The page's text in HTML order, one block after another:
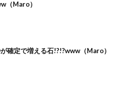
（Maro）
が確定で増える石!?!?www（Maro）